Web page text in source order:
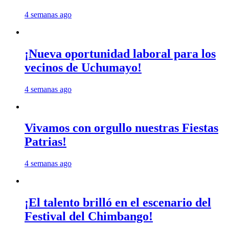
4 semanas ago
¡Nueva oportunidad laboral para los
vecinos de Uchumayo!
4 semanas ago
Vivamos con orgullo nuestras Fiestas
Patrias!
4 semanas ago
¡El talento brilló en el escenario del
Festival del Chimbango!